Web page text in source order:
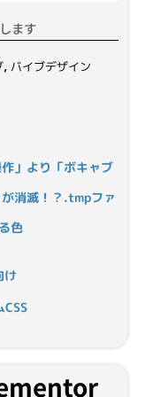
ます
, バイブデザイン
」より「ボキャブ
消滅！？.tmpファ
色
け